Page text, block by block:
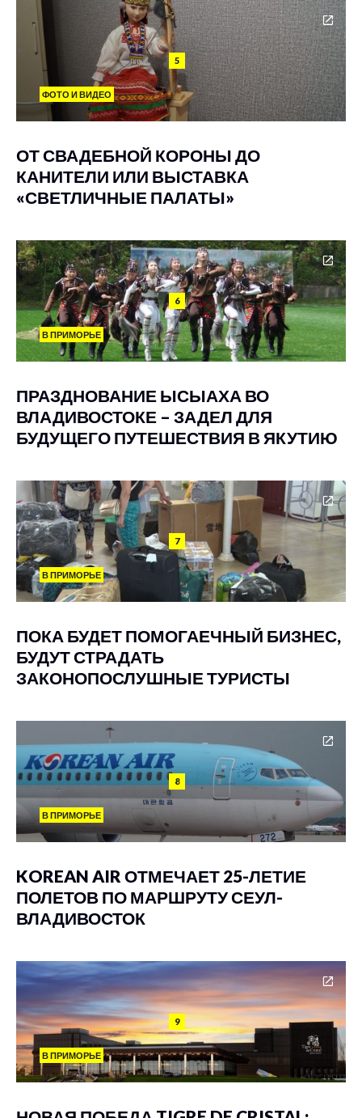
5
ФОТО И ВИДЕО
ОТ СВАДЕБНОЙ КОРОНЫ ДО
КАНИТЕЛИ ИЛИ ВЫСТАВКА
«СВЕТЛИЧНЫЕ ПАЛАТЫ»
6
В ПРИМОРЬЕ
ПРАЗДНОВАНИЕ ЫСЫАХА ВО
ВЛАДИВОСТОКЕ – ЗАДЕЛ ДЛЯ
БУДУЩЕГО ПУТЕШЕСТВИЯ В ЯКУТИЮ
7
В ПРИМОРЬЕ
ПОКА БУДЕТ ПОМОГАЕЧНЫЙ БИЗНЕС,
БУДУТ СТРАДАТЬ
ЗАКОНОПОСЛУШНЫЕ ТУРИСТЫ
8
В ПРИМОРЬЕ
KOREAN AIR ОТМЕЧАЕТ 25-ЛЕТИЕ
ПОЛЕТОВ ПО МАРШРУТУ СЕУЛ-
ВЛАДИВОСТОК
9
В ПРИМОРЬЕ